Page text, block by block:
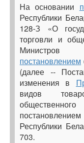
На основании
Республики
128-З «О
торговли и
Министров
постановлением
(далее --
изменения в
видов
Республики
703.